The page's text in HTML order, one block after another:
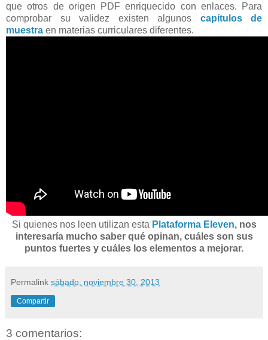
que otros de origen PDF enriquecido con enlaces. Para
comprobar su validez existen algunos capítulos de
muestra en materias curriculares diferentes.
Si quienes nos leen utilizan esta Plataforma Eleven, nos
interesaría mucho saber qué opinan, cuáles son sus
puntos fuertes y cuáles los elementos a mejorar.
Permalink sábado, noviembre 30, 2013
Compartir
3 comentarios: